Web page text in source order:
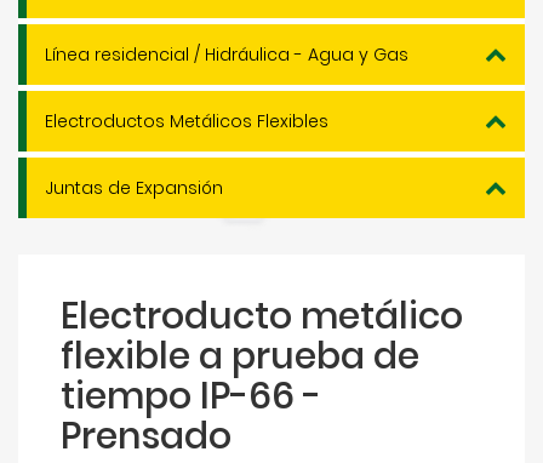
Línea residencial / Hidráulica - Agua y Gas
Electroductos Metálicos Flexibles
Juntas de Expansión
Electroducto metálico
flexible a prueba de
tiempo IP-66 -
Prensado